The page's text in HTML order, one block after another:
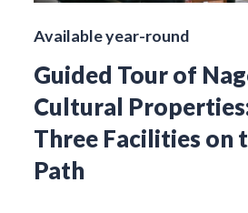
Available year-round
Guided Tour of
Cultural
Three Facilities on
Path